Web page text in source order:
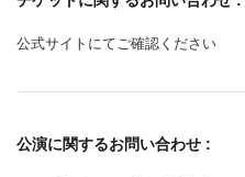
公式サイトにてご確認ください
公演に関するお問い合わせ :